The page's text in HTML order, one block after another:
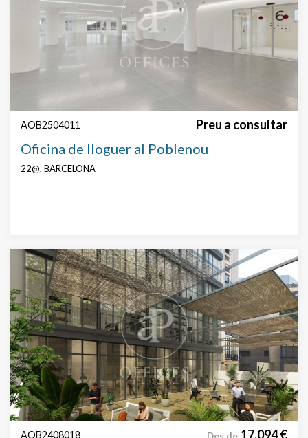
AOB2504011 Preu a consultar
Oficina de lloguer al Poblenou
22@, BARCELONA
AOB2408018 17.094 €